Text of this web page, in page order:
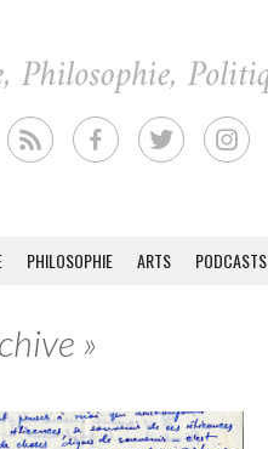
PHILOSOPHIE ARTS PODCASTS
»